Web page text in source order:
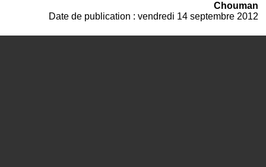
Chouman
Date de publication : vendredi 14 septembre 2012